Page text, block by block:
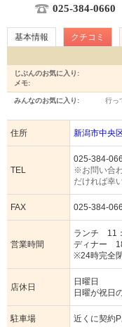
025-384-0660
基本情報 クチコミ
じぶんのお気に入り:
メモ:
みんなのお気に入り: 行っ
住所 新潟市中央
TEL
025-384-
※お問い合
だければ幸
FAX 025-384-
営業時間
ランチ 11
ディナー
※24時完全
店休日
日曜日
日曜が祝日
駐車場 近くに契約P